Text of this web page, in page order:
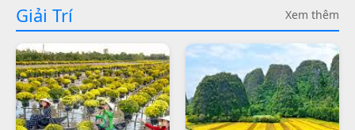
Giải Trí Xem thêm